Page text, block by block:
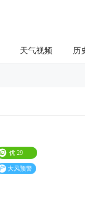
天气视频 历
优 29
大风预警